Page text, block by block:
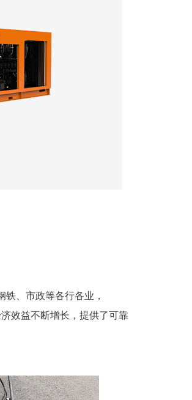
、市政等各行各业，
效益不断增长，提供了可靠